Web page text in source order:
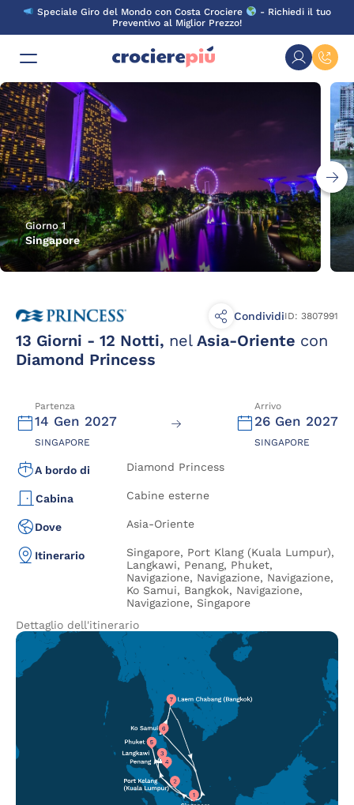
Skip
content
Speciale Giro del Mondo con Costa Crociere
- Richiedi il tuo
Preventivo al Miglior Prezzo!
Giorno 1
Singapore
13 Giorni - 12 Notti, nel Asia-Oriente con
Diamond Princess
CondividiID: 3807991
Partenza
14 Gen 2027
SINGAPORE
Arrivo
26 Gen 2027
SINGAPORE
A bordo di Diamond Princess
Cabina Cabine esterne
Dove Asia-Oriente
Itinerario
Singapore, Port Klang (Kuala Lumpur),
Langkawi, Penang, Phuket,
Navigazione, Navigazione, Navigazione,
Ko Samui, Bangkok, Navigazione,
Navigazione, Singapore
Dettaglio dell'itinerario